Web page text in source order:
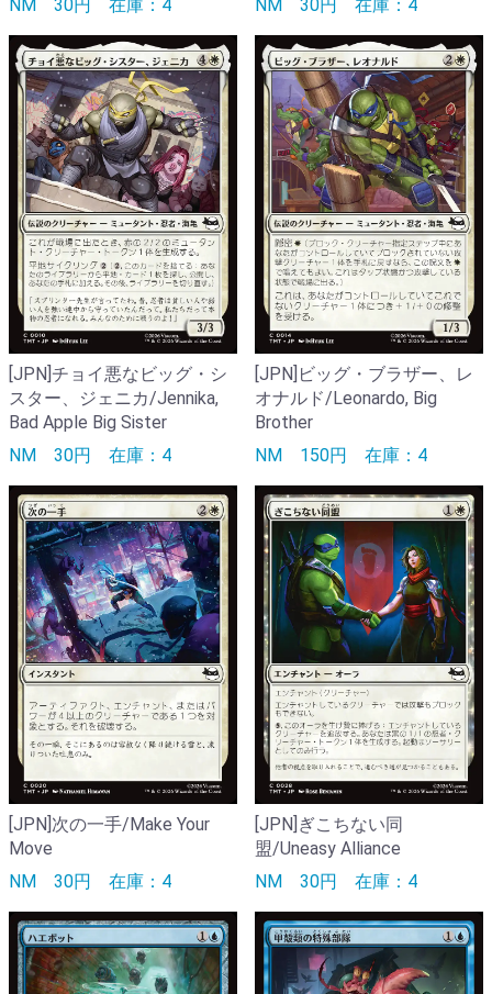
NM 30円 在庫：4
NM 30円 在庫：4
[JPN]チョイ悪なビッグ・シ
スター、ジェニカ/Jennika,
Bad Apple Big Sister
NM 30円 在庫：4
[JPN]ビッグ・ブラザー、レ
オナルド/Leonardo, Big
Brother
NM 150円 在庫：4
[JPN]次の一手/Make Your
Move
NM 30円 在庫：4
[JPN]ぎこちない同
盟/Uneasy Alliance
NM 30円 在庫：4